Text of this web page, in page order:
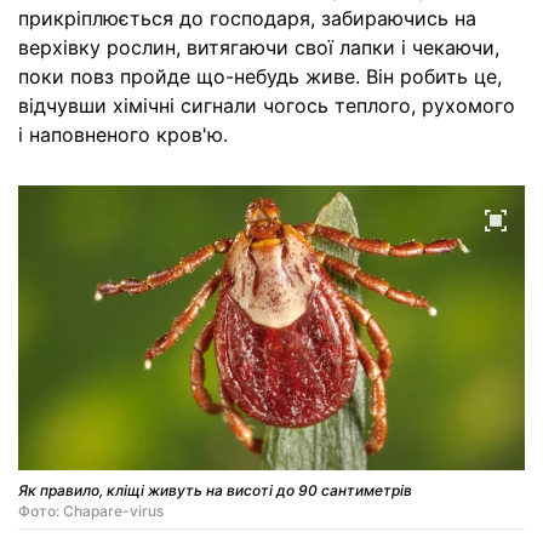
прикріплюється до господаря, забираючись на
верхівку рослин, витягаючи свої лапки і чекаючи,
поки повз пройде що-небудь живе. Він робить це,
відчувши хімічні сигнали чогось теплого, рухомого
і наповненого кров'ю.
Як правило, кліщі живуть на висоті до 90 сантиметрів
Фото: Chapare-virus